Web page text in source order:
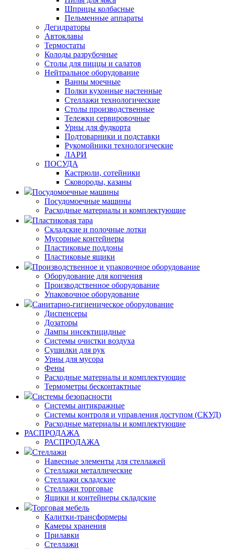
Шприцы колбасные
Пельменные аппараты
Дегидраторы
Автоклавы
Термостаты
Колоды разрубочные
Столы для пиццы и салатов
Нейтральное оборудование
Ванны моечные
Полки кухонные настенные
Стеллажи технологические
Столы производственные
Тележки сервировочные
Урны для фудкорта
Подтоварники и подставки
Рукомойники технологические
ЛАРИ
ПОСУДА
Кастрюли, сотейники
Сковороды, казаны
Посудомоечные машины
Посудомоечные машины
Расходные материалы и комплектующие
Пластиковая тара
Складские и полочные лотки
Мусорные контейнеры
Пластиковые поддоны
Пластиковые ящики
Производственное и упаковочное оборудование
Оборудование для копчения
Производственное оборудование
Упаковочное оборудование
Санитарно-гигиеническое оборудование
Диспенсеры
Дозаторы
Лампы инсектицидные
Системы очистки воздуха
Сушилки для рук
Урны для мусора
Фены
Расходные материалы и комплектующие
Термометры бесконтактные
Системы безопасности
Системы антикражные
Системы контроля и управления доступом (СКУД)
Расходные материалы и комплектующие
РАСПРОДАЖА
РАСПРОДАЖА
Стеллажи
Навесные элементы для стеллажей
Стеллажи металлические
Стеллажи складские
Стеллажи торговые
Ящики и контейнеры складские
Торговая мебель
Калитки-трансформеры
Камеры хранения
Прилавки
Стеллажи